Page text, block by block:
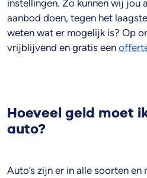
instellingen. Zo kunnen wij jou
aanbod doen, tegen het
weten wat er mogelijk is? Op
vrijblijvend en gratis een
Hoeveel geld moet
auto?
Auto’s zijn er in alle soorten en